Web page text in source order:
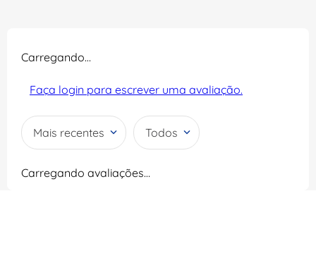
Carregando…
Faça login para escrever uma avaliação.
Mais recentes Todos
Carregando avaliações…